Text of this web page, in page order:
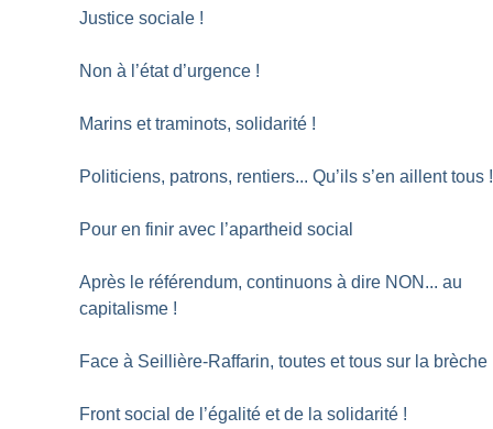
Justice sociale !
Non à l’état d’urgence !
Marins et traminots, solidarité !
Politiciens, patrons, rentiers... Qu’ils s’en aillent tous !
Pour en finir avec l’apartheid social
Après le référendum, continuons à dire NON... au
capitalisme !
Face à Seillière-Raffarin, toutes et tous sur la brèche
Front social de l’égalité et de la solidarité !